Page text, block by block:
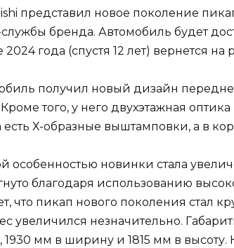
представил новое поколение
бренда. Автомобиль будет
2024 года (спустя 12 лет) вернется
получил новый дизайн
Кроме того, у него двухэтажная
есть Х-образные выштамповки, а в
особенностью новинки стала
благодаря использованию
что пикап нового поколения стал
увеличился незначительно.
1930 мм в ширину и 1815 мм в высоту.